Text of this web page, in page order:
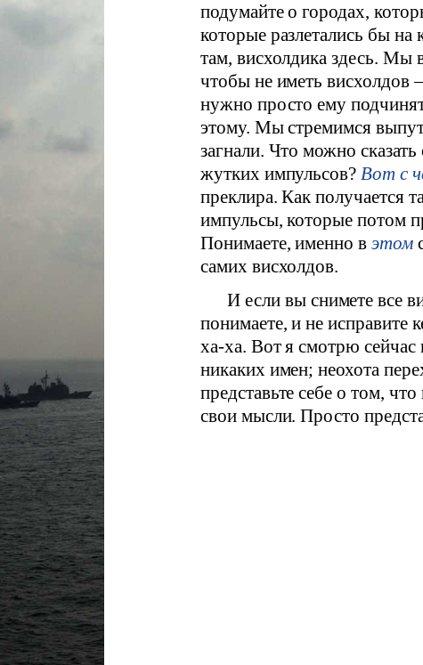
подумайте о городах,
которые разлетались бы
там, висхолдика здесь. Мы
чтобы не иметь висхолдов
нужно просто ему
этому. Мы стремимся
загнали. Что можно
жутких импульсов? Вот с
преклира. Как получается
импульсы, которые потом
Понимаете, именно в этом
самих висхолдов.
И если вы снимете все
понимаете, и не
ха-ха. Вот я смотрю
никаких имен; неохота
представьте себе о том,
свои мысли. Просто